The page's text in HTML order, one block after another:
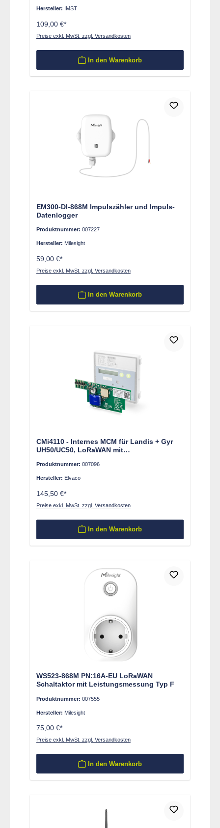
Hersteller: IMST
109,00 €*
Preise exkl. MwSt. zzgl. Versandkosten
In den Warenkorb
EM300-DI-868M Impulszähler und Impuls-
Datenlogger
Produktnummer: 007227
Hersteller: Milesight
59,00 €*
Preise exkl. MwSt. zzgl. Versandkosten
In den Warenkorb
CMi4110 - Internes MCM für Landis + Gyr
UH50/UC50, LoRaWAN mit
Produktnummer: 007096
Hersteller: Elvaco
145,50 €*
Preise exkl. MwSt. zzgl. Versandkosten
In den Warenkorb
WS523-868M PN:16A-EU LoRaWAN
Schaltaktor mit Leistungsmessung Typ F
Produktnummer: 007555
Hersteller: Milesight
75,00 €*
Preise exkl. MwSt. zzgl. Versandkosten
In den Warenkorb